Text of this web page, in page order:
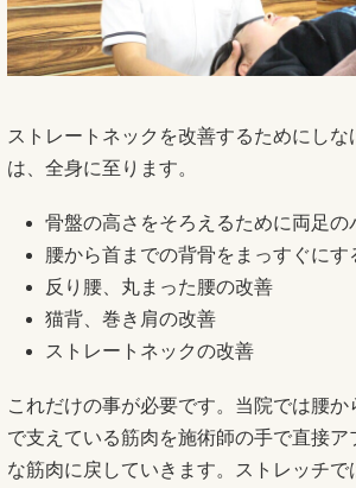
ストレートネックを改善するためにし
は、全身に至ります。
骨盤の高さをそろえるために両足の
腰から首までの背骨をまっすぐにす
反り腰、丸まった腰の改善
猫背、巻き肩の改善
ストレートネックの改善
これだけの事が必要です。当院では腰か
で支えている筋肉を施術師の手で直接ア
な筋肉に戻していきます。ストレッチで